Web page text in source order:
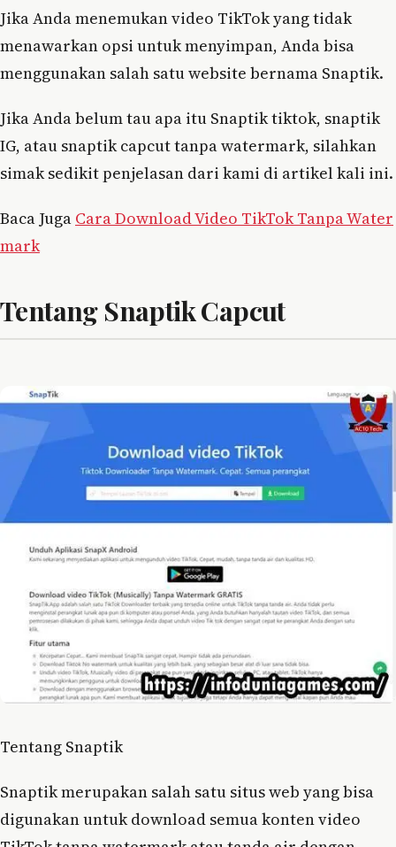
Jika Anda menemukan video TikTok yang tidak
menawarkan opsi untuk menyimpan, Anda bisa
menggunakan salah satu website bernama Snaptik.
Jika Anda belum tau apa itu Snaptik tiktok, snaptik
IG, atau snaptik capcut tanpa watermark, silahkan
simak sedikit penjelasan dari kami di artikel kali ini.
Baca Juga Cara Download Video TikTok Tanpa Water
mark
Tentang Snaptik Capcut
Tentang Snaptik
Snaptik merupakan salah satu situs web yang bisa
digunakan untuk download semua konten video